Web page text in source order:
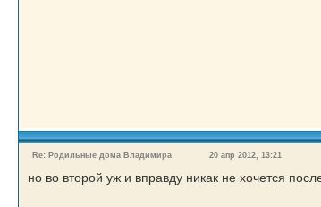
Re: Родильные дома Владимира 20 апр 2012, 13:21
но во второй уж и вправду никак не хочется